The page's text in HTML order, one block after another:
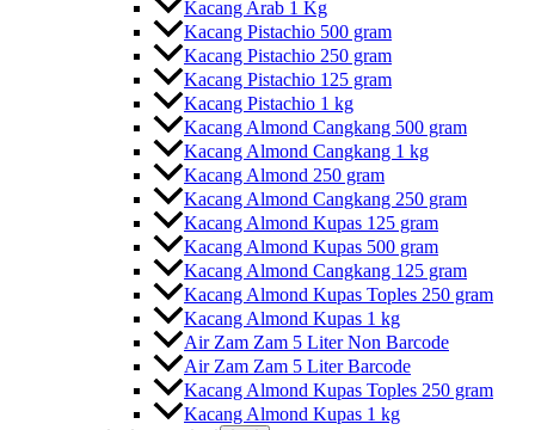
Kacang Arab 1 Kg
Kacang Pistachio 500 gram
Kacang Pistachio 250 gram
Kacang Pistachio 125 gram
Kacang Pistachio 1 kg
Kacang Almond Cangkang 500 gram
Kacang Almond Cangkang 1 kg
Kacang Almond 250 gram
Kacang Almond Cangkang 250 gram
Kacang Almond Kupas 125 gram
Kacang Almond Kupas 500 gram
Kacang Almond Cangkang 125 gram
Kacang Almond Kupas Toples 250 gram
Kacang Almond Kupas 1 kg
Air Zam Zam 5 Liter Non Barcode
Air Zam Zam 5 Liter Barcode
Kacang Almond Kupas Toples 250 gram
Kacang Almond Kupas 1 kg